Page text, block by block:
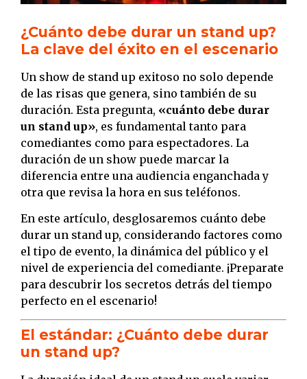
¿Cuánto debe durar un stand up?
La clave del éxito en el escenario
Un show de stand up exitoso no solo depende
de las risas que genera, sino también de su
duración. Esta pregunta, «cuánto debe durar
un stand up», es fundamental tanto para
comediantes como para espectadores. La
duración de un show puede marcar la
diferencia entre una audiencia enganchada y
otra que revisa la hora en sus teléfonos.
En este artículo, desglosaremos cuánto debe
durar un stand up, considerando factores como
el tipo de evento, la dinámica del público y el
nivel de experiencia del comediante. ¡Preparate
para descubrir los secretos detrás del tiempo
perfecto en el escenario!
El estándar: ¿Cuánto debe durar
un stand up?